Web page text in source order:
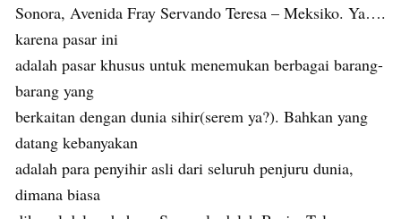
Sonora, Avenida Fray Servando Teresa – Meksiko. Ya….
karena pasar ini
adalah pasar khusus untuk menemukan berbagai barang-
barang yang
berkaitan dengan dunia sihir(serem ya?). Bahkan yang
datang kebanyakan
adalah para penyihir asli dari seluruh penjuru dunia,
dimana biasa